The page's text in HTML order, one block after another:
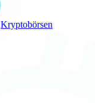
Kryptobörsen